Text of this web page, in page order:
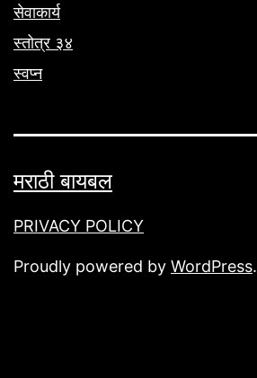
सेवाकार्य
स्तोत्र ३४
स्वप्न
मराठी बायबल
PRIVACY POLICY
Proudly powered by WordPress.